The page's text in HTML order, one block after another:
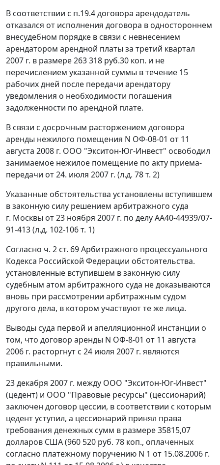
В соответствии с п.19.4 договора арендодатель
отказался от исполнения договора в одностороннем
внесудебном порядке в связи с невнесением
арендатором арендной платы за третий квартал
2007 г. в размере 263 318 руб.30 коп. и не
перечислением указанной суммы в течение 15
рабочих дней после передачи арендатору
уведомления о необходимости погашения
задолженности по арендной плате.
В связи с досрочным расторжением договора
аренды нежилого помещения N ОФ-08-01 от 11
августа 2008 г. ООО "Экситон-Юг-Инвест" освободил
занимаемое нежилое помещение по акту приема-
передачи от 24. июля 2007 г. (л.д. 78 т. 2)
Указанные обстоятельства установлены вступившем
в законную силу решением арбитражного суда
г. Москвы от 23 ноября 2007 г. по делу АА40-44939/07-
91-413 (л.д. 102-106 т. 1)
Согласно ч. 2 ст. 69Арбитражного процессуального
Кодекса Российской Федерации обстоятельства.
установленные вступившем в законную силу
судебным атом арбитражного суда не доказываются
вновь при рассмотрении арбитражным судом
другого дела, в котором участвуют те же лица.
Выводы суда первой и апелляционной инстанции о
том, что договор аренды N ОФ-8-01 от 11 августа
2006 г. расторгнут с 24 июля 2007 г. являются
правильными.
23 декабря 2007 г. между ООО "Экситон-Юг-Инвест"
(цедент) и ООО "Правовые ресурсы" (цессионарий)
заключен договор цессии, в соответствии с которым
цедент уступил, а цессионарий принял права
требования денежных сумм в размере 35815,07
долларов США (960 520 руб. 78 коп., оплаченных
согласно платежному поручению N 1 от 15.08.2006 г.